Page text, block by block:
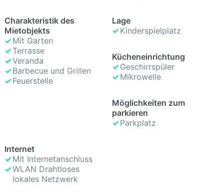
Cha­rak­te­ris­tik des
Mietobjekts
Mit Garten
Terrasse
Veranda
Barbecue und Grillen
Feuerstelle
Lage
Kinderspielplatz
Kücheneinrichtung
Geschirrspüler
Mikrowelle
Möglichkeiten zum
parkieren
Parkplatz
Internet
Mit Internetanschluss
WLAN Drahtloses
lokales Netzwerk